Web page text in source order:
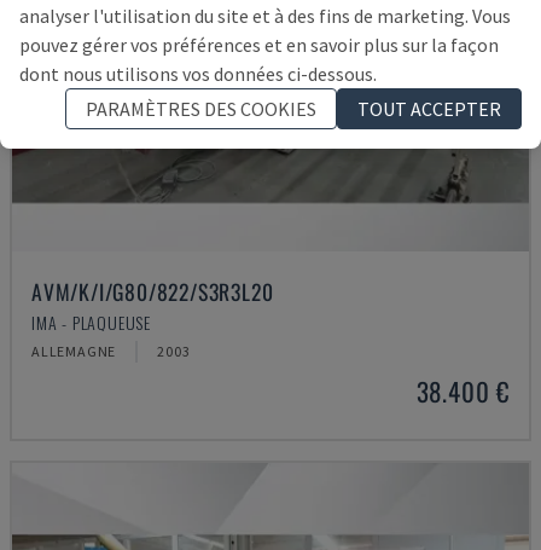
AVM/K/I/G80/822/S3R3L20
IMA - PLAQUEUSE
ALLEMAGNE 2003
38.400 €
analyser l'utilisation du site et à des fins de marketing. Vous
pouvez gérer vos préférences et en savoir plus sur la façon
dont nous utilisons vos données ci-dessous.
PARAMÈTRES DES COOKIES
TOUT ACCEPTER